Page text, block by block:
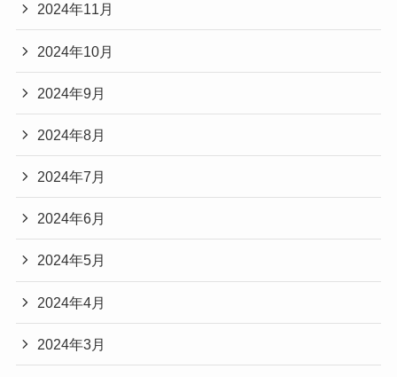
2024年11月
2024年10月
2024年9月
2024年8月
2024年7月
2024年6月
2024年5月
2024年4月
2024年3月